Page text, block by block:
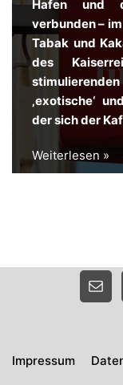
Hafen und
verbunden –
Tabak und
des
‚exotische‘
der sich der
Weiterlesen »
Impressum